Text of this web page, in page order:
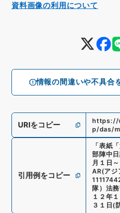
情報の間違いや不具合
URIをコピー
https://
p/das/
引用例をコピー
「 表紙
部陣中
月１日
AR(アジ
隊）法
１２年
３１日 (
資料画像の利用について